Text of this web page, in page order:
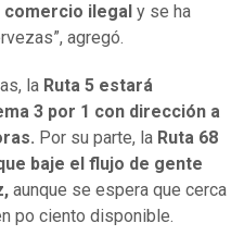
ilegal y se ha
agregó.
la Ruta 5 estará
3 por 1 con dirección a
Por su parte, la Ruta 68
baje el flujo de gente
aunque se espera que cerca
po ciento disponible.